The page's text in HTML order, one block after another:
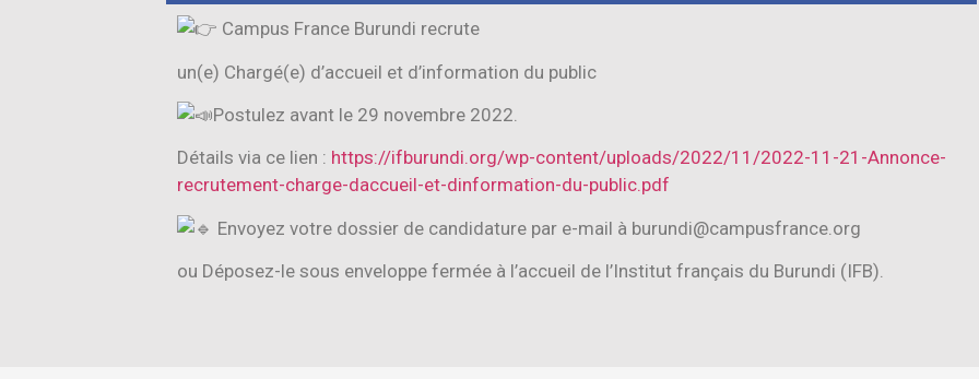
Campus France Burundi recrute
un(e) Chargé(e) d’accueil et d’information du public
Postulez avant le 29 novembre 2022.
Détails via ce lien : https://ifburundi.org/wp-content/uploads/2022/11/2022-11-21-Annonce-
recrutement-charge-daccueil-et-dinformation-du-public.pdf
Envoyez votre dossier de candidature par e-mail à burundi@campusfrance.org
ou Déposez-le sous enveloppe fermée à l’accueil de l’Institut français du Burundi (IFB).